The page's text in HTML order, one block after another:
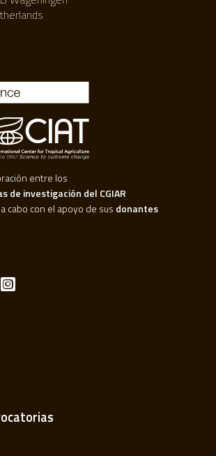
entre los
de investigación del CGIAR
cabo con el apoyo de sus donantes